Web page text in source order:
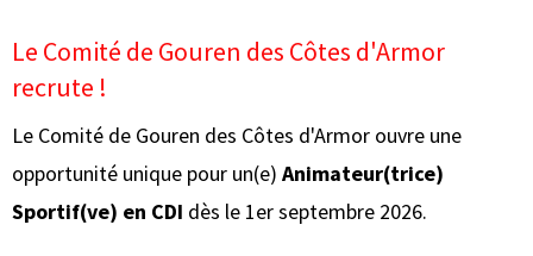
Le Comité de Gouren des Côtes d'Armor
recrute !
Le Comité de Gouren des Côtes d'Armor ouvre une
opportunité unique pour un(e) Animateur(trice)
Sportif(ve) en CDI dès le 1er septembre 2026.